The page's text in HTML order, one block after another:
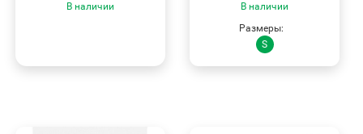
В наличии
В наличии
Размеры:
S